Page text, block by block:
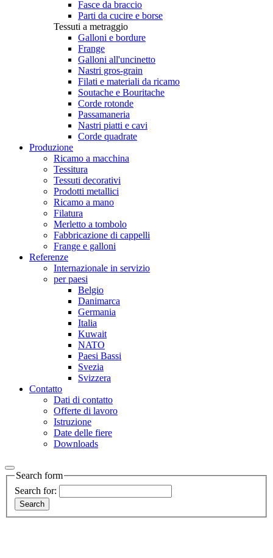
Fasce da braccio
Parti da cucire e borse
Tessuti a metraggio
Galloni e bordure
Frange
Galloni all'uncinetto
Nastri gros-grain
Filati e materiali da ricamo
Soutache e Bouritache
Corde rotonde
Passamaneria
Nastri piatti e cavi
Corde quadrate
Produzione
Ricamo a macchina
Tessitura
Tessuti decorativi
Prodotti metallici
Ricamo a mano
Filatura
Merletto a tombolo
Fabbricazione di cappelli
Frange e galloni
Referenze
Internazionale in servizio
per paesi
Belgio
Danimarca
Germania
Italia
Kuwait
NATO
Paesi Bassi
Svezia
Svizzera
Contatto
Dati di contatto
Offerte di lavoro
Istruzione
Date delle fiere
Downloads
Search form
Search for: